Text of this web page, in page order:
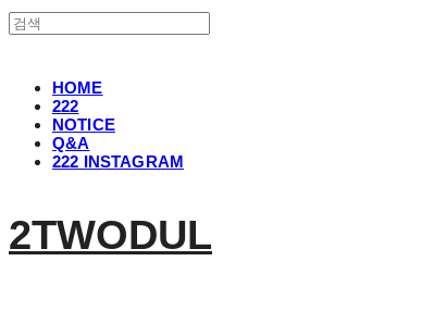
HOME
222
NOTICE
Q&A
222 INSTAGRAM
2TWODUL